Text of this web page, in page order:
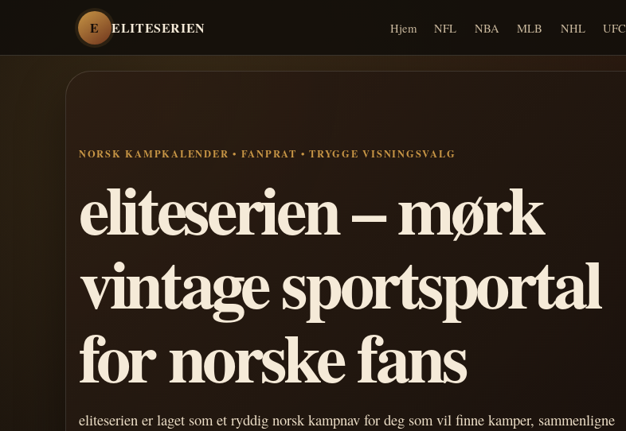
E ELITESERIEN Hjem NFL NBA MLB NHL UFC
NORSK KAMPKALENDER • FANPRAT • TRYGGE VISNINGSVALG
eliteserien – mørk
vintage sportsportal
for norske fans
eliteserien er laget som et ryddig norsk kampnav for deg som vil finne kamper, sammenligne